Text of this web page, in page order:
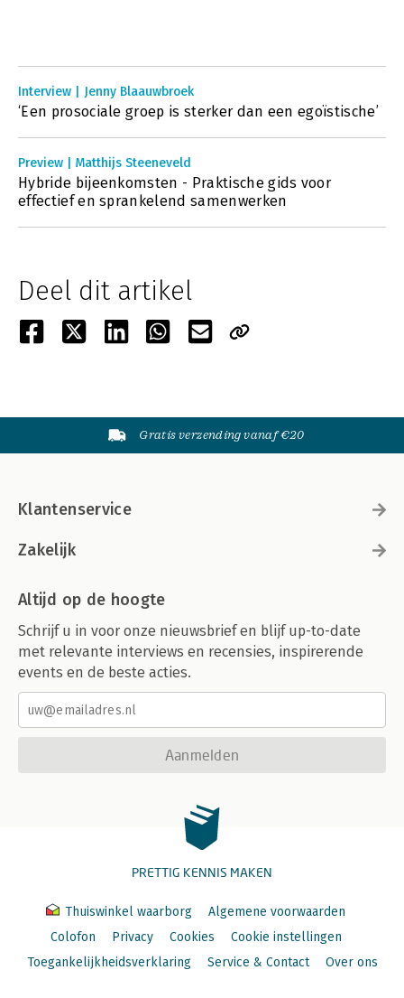
Interview | Jenny Blaauwbroek
‘Een prosociale groep is sterker dan een egoïstische’
Preview | Matthijs Steeneveld
Hybride bijeenkomsten - Praktische gids voor
effectief en sprankelend samenwerken
Deel dit artikel
Gratis verzending vanaf €20
Klantenservice
Zakelijk
Altijd op de hoogte
Schrijf u in voor onze nieuwsbrief en blijf up-to-date
met relevante interviews en recensies, inspirerende
events en de beste acties.
Aanmelden
PRETTIG KENNIS MAKEN
Thuiswinkel waarborg
Algemene voorwaarden
Colofon
Privacy Cookies
Cookie instellingen
Toegankelijkheidsverklaring
Service & Contact Over ons